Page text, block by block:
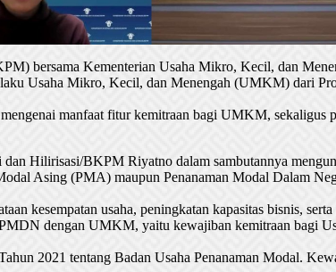
bersama Kementerian Usaha Mikro, Kecil, dan
Usaha Mikro, Kecil, dan Menengah (UMKM) dari
manfaat fitur kemitraan bagi UMKM, sekaligus
Hilirisasi/BKPM Riyatno dalam sambutannya
Asing (PMA) maupun Penanaman Modal Dalam
kesempatan usaha, peningkatan kapasitas bisnis,
dengan UMKM, yaitu kewajiban kemitraan bagi
2021 tentang Badan Usaha Penanaman Modal.